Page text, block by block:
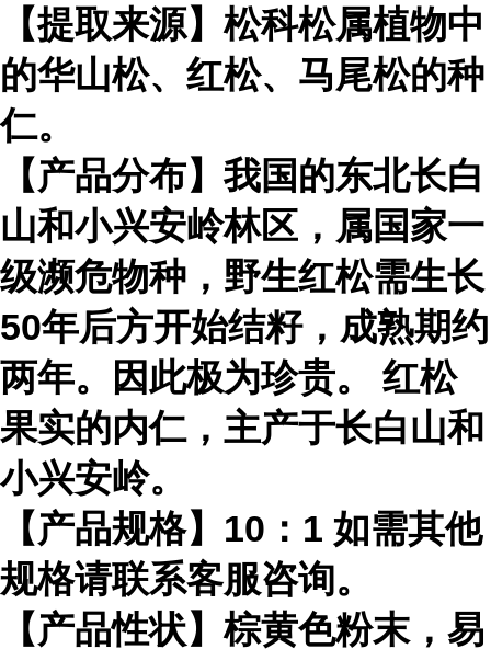
【提取来源】松科松属植物中
的华山松、红松、马尾松的种
仁。
【产品分布】我国的东北长白
山和小兴安岭林区，属国家一
级濒危物种，野生红松需生长
50年后方开始结籽，成熟期约
两年。因此极为珍贵。 红松
果实的内仁，主产于长白山和
小兴安岭。
【产品规格】10：1 如需其他
规格请联系客服咨询。
【产品性状】棕黄色粉末，易